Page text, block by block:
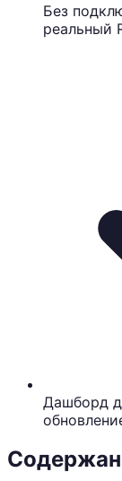
Без
реальный
Дашборд